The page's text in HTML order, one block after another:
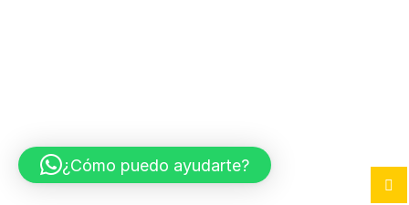
¿Cómo puedo ayudarte?